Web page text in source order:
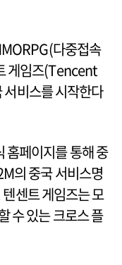
다중접속
게임즈(Tencent
비스를 시작한다
홈페이지를 통해 중
의 중국 서비스명
센트 게임즈는 모
수 있는 크로스 플